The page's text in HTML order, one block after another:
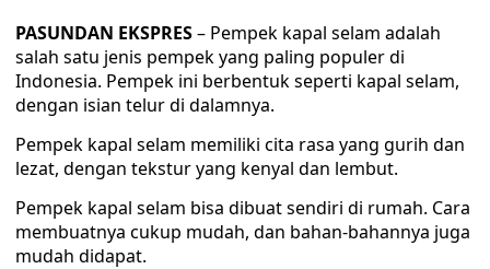
PASUNDAN EKSPRES– Pempek kapal selam adalah
salah satu jenis pempek yang paling populer di
Indonesia. Pempek ini berbentuk seperti kapal selam,
dengan isian telur di dalamnya.
Pempek kapal selam memiliki cita rasa yang gurih dan
lezat, dengan tekstur yang kenyal dan lembut.
Pempek kapal selam bisa dibuat sendiri di rumah. Cara
membuatnya cukup mudah, dan bahan-bahannya juga
mudah didapat.